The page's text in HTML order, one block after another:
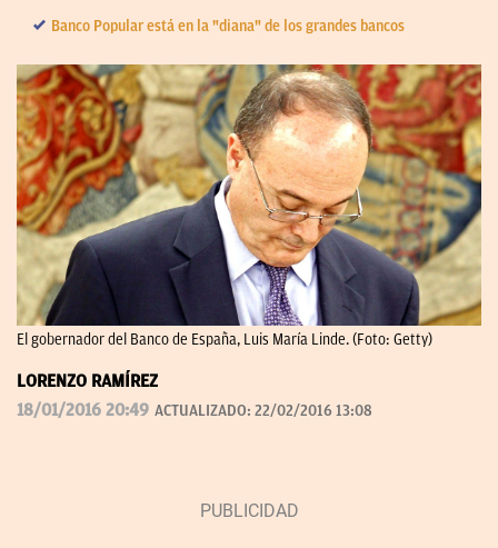
Banco Popular está en la "diana" de los grandes bancos
El gobernador del Banco de España, Luis María Linde. (Foto: Getty)
LORENZO RAMÍREZ
18/01/2016 20:49 ACTUALIZADO: 22/02/2016 13:08